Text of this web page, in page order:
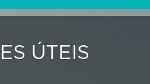
ÚTEIS